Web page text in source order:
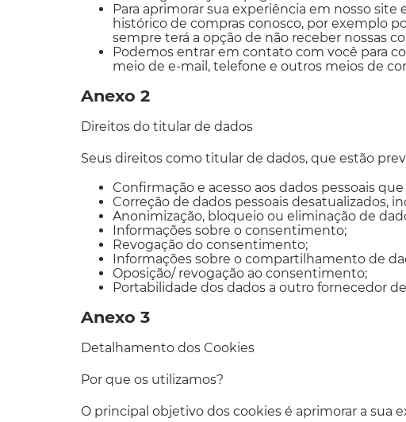
Para aprimorar sua experiência em nosso
histórico de compras conosco, por exemplo
sempre terá a opção de não receber nossas
Podemos entrar em contato com você para
meio de e-mail, telefone e outros meios de
Anexo 2
Direitos do titular de dados
Seus direitos como titular de dados, que estão
Confirmação e acesso aos dados pessoais
Correção de dados pessoais desatualizados,
Anonimização, bloqueio ou eliminação de
Informações sobre o consentimento;
Revogação do consentimento;
Informações sobre o compartilhamento de
Oposição/ revogação ao consentimento;
Portabilidade dos dados a outro fornecedor
Anexo 3
Detalhamento dos Cookies
Por que os utilizamos?
O principal objetivo dos cookies é aprimorar a sua